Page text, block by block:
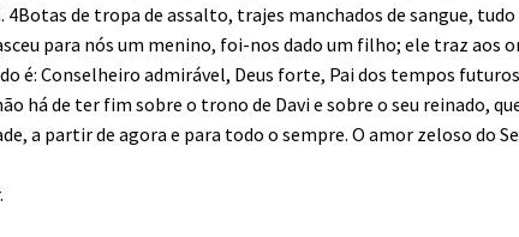
4Botas de tropa de assalto, trajes manchados de sangue,
para nós um menino, foi-nos dado um filho; ele traz aos
é: Conselheiro admirável, Deus forte, Pai dos tempos
há de ter fim sobre o trono de Davi e sobre o seu reinado,
a partir de agora e para todo o sempre. O amor zeloso do